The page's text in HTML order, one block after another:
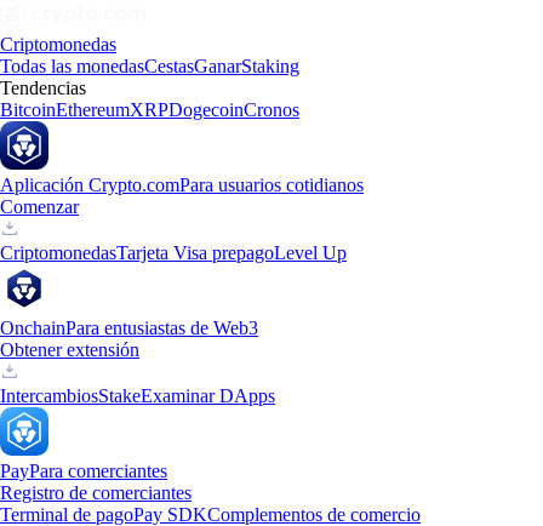
Criptomonedas
Todas las monedasCestasGanarStaking
Tendencias
BitcoinEthereumXRPDogecoinCronos
Aplicación Crypto.comPara usuarios cotidianos
Comenzar
CriptomonedasTarjeta Visa prepagoLevel Up
OnchainPara entusiastas de Web3
Obtener extensión
IntercambiosStakeExaminar DApps
PayPara comerciantes
Registro de comerciantes
Terminal de pagoPay SDKComplementos de comercio